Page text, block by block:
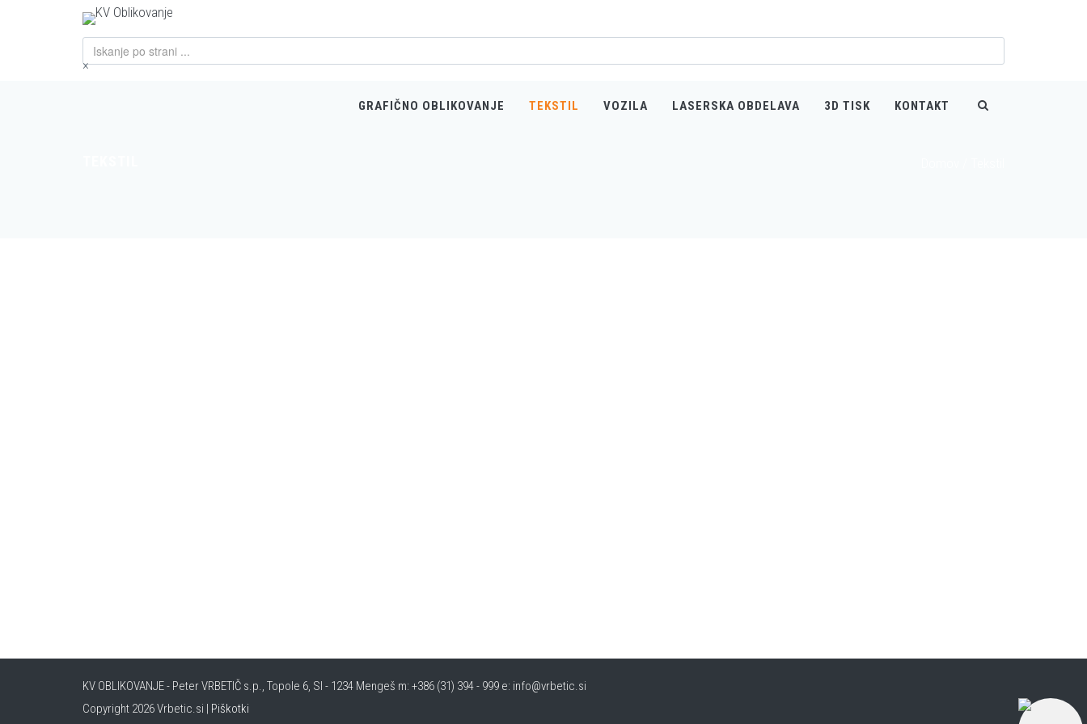
×
GRAFIČNO OBLIKOVANJE TEKSTIL VOZILA LASERSKA OBDELAVA 3D TISK KONTAKT
KV OBLIKOVANJE - Peter VRBETIČ s.p., Topole 6, SI - 1234 Mengeš m: +386 (31) 394 - 999 e: info@vrbetic.si
Copyright 2026 Vrbetic.si | Piškotki